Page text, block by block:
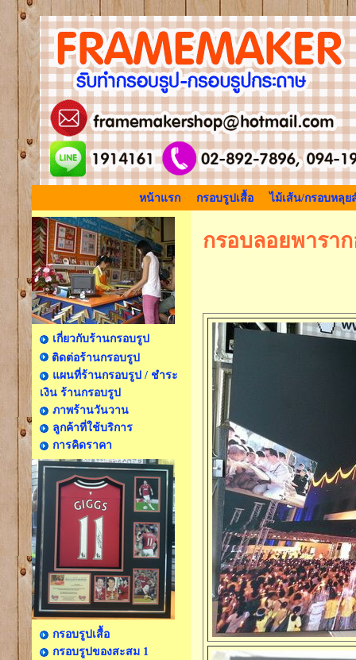
หน้าแรก กรอบรูปเสื้อ ไม้เส้น/กรอบหลุย
เกี่ยวกับร้านกรอบรูป
ติดต่อร้านกรอบรูป
แผนที่ร้านกรอบรูป / ชำระ
เงิน ร้านกรอบรูป
ภาพร้านวันวาน
ลูกค้าที่ใช้บริการ
การคิดราคา
กรอบรูปเสื้อ
กรอบรูปของสะสม 1
กรอบลอยพารา